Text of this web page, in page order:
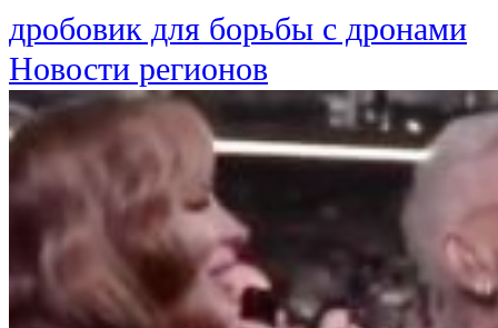
дробовик для борьбы с дронами
Новости регионов